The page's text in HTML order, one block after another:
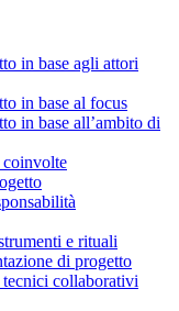
in base agli attori
in base al focus
in base all’ambito di
coinvolte
e rituali
di progetto
collaborativi